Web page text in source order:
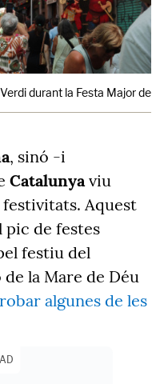
durant la Festa Major de
, sinó -i
Catalunyaviu
Aquest
pic de festes
festiu del
la Mare de Déu
algunes de les